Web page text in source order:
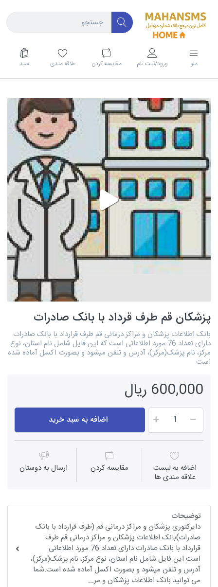
منو ورود/ثبت نام مقايسه كردن علاقه مندی سبد
پزشکان قم طرف قرداد با بانک صادرات
بانک اطلاعات پزشکان و مراکز درمانی قم طرف قرارداد با بانک صادرات
دارای تعداد 76 مورد اطلاعاتی است که این فایل شامل نام استان، نوع
مرکز، نام پزشک(مرکز)، آدرس و تلفن میشود و بصورت اکسل آماده شده
است.
600,000 ریال
اضافه به سبد خرید
اضافه به لیست
علاقه مندی ها
مقايسه كردن ارسال به دوستان
توضیحات
دایرکتوری پزشکان و مراکز درمانی قم (طرف قرارداد با بانک
صادرات)بانک اطلاعات پزشکان و مراکز درمانی قم طرف
قرارداد با بانک صادرات دارای تعداد 76 مورد اطلاعاتی
است.این فایل شامل نام استان، نوع مرکز، نام پزشک(مرکز)،
آدرس و تلفن میشود و بصورت اکسل آماده شده است.شما
می توانید بانک اطلاعات پزشکان و مر...